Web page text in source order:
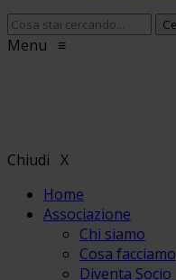
Menu ≡
Chiudi X
Home
Associazione
Chi siamo
Cosa facciamo
Diventa Socio